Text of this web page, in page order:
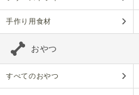
手作り用食材
おやつ
すべてのおやつ